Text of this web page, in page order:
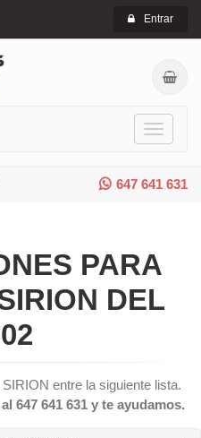
Entrar
Toggle
647 641 631
PARA
DEL
entre la siguiente lista.
647 641 631 y te ayudamos.